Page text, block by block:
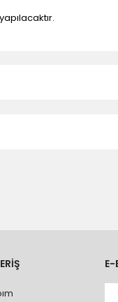
alınmaz veya
montajını yapacak
E-